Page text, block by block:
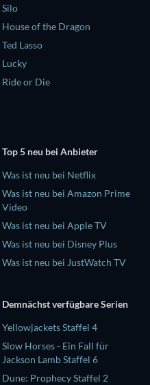
Silo
House of the Dragon
Ted Lasso
Lucky
Ride or Die
Top 5 neu bei Anbieter
Was ist neu bei Netflix
Was ist neu bei Amazon Prime
Video
Was ist neu bei Apple TV
Was ist neu bei Disney Plus
Was ist neu bei JustWatch TV
Demnächst verfügbare Serien
Yellowjackets Staffel 4
Slow Horses - Ein Fall für
Jackson Lamb Staffel 6
Dune: Prophecy Staffel 2